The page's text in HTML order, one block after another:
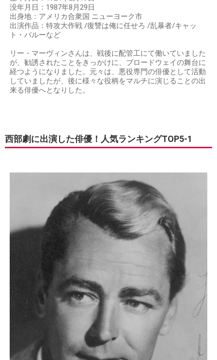
没年月日：1987年8月29日
出身地：アメリカ合衆国 ニューヨーク市
出演作品：特攻大作戦 /復讐は俺に任せろ /乱暴者/キャッ
ト・バルーなど
リー・マーヴィンさんは、戦後に配管工にて働いていました
が、勧誘されたことをきっかけに、ブロードウェイの舞台に
経つようになりました。元々は、悪役専門の俳優として活動
していましたが、後に様々な役柄をマルチに演じることの出
来る俳優へとなりした。
西部劇に出演した俳優！人気ランキングTOP5-1